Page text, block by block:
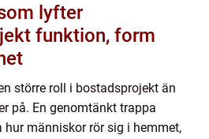
lyfter
form
större roll i bostadsprojekt än
på. En genomtänkt trappa
hur människor rör sig i hemmet,